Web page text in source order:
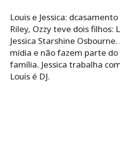
Louis e Jessica:
Riley, Ozzy teve dois filhos:
Jessica Starshine
mídia e não fazem parte do
família. Jessica trabalha
Louis é DJ.